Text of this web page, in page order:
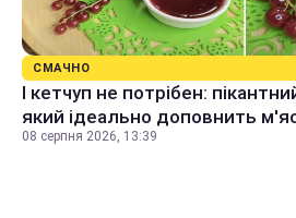
СМАЧНО
І кетчуп не потрібен:
який ідеально доповнить
08 серпня 2026, 13:39